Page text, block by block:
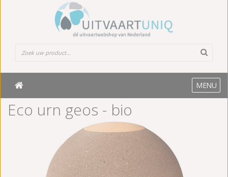
MENU
Eco urn geos - bio